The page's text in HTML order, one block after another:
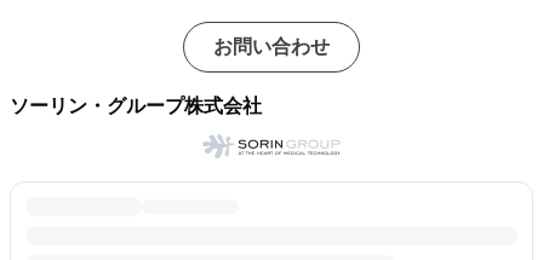
お問い合わせ
ソーリン・グループ株式会社